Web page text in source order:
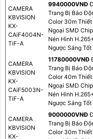
CAMERA
KBVISION
KX-
CAiF4004N-
TiF-A
9940000VNÐ
Trang Bị Báo
Color 30m Thiết
Ngoại SMD
Nén Hình
Ngược Sáng
CAMERA
KBVISION
KX-
CAiF5003N-
TiF-A
11780000VNÐ
Trang Bị Báo
Color 40m Thiết
Ngoại SMD
Nén Hình
Ngược Sáng
CAMERA
KBVISION
KX-
9000000VNÐ
Trang Bị Báo
Color 30m Thiết